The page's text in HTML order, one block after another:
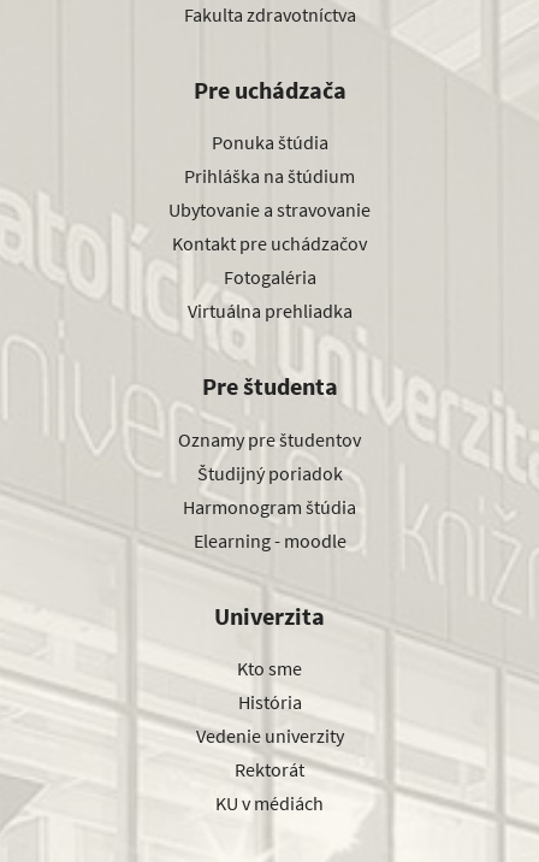
Fakulta zdravotníctva
Pre uchádzača
Ponuka štúdia
Prihláška na štúdium
Ubytovanie a stravovanie
Kontakt pre uchádzačov
Fotogaléria
Virtuálna prehliadka
Pre študenta
Oznamy pre študentov
Študijný poriadok
Harmonogram štúdia
Elearning - moodle
Univerzita
Kto sme
História
Vedenie univerzity
Rektorát
KU v médiách